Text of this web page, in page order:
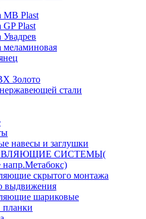
MB Plast
Plast
меламиновая
Золото
стали
навесы и заглушки
СИСТЕМЫ(
напр.Метабокс)
скрытого монтажа
выдвижения
шариковые
планки